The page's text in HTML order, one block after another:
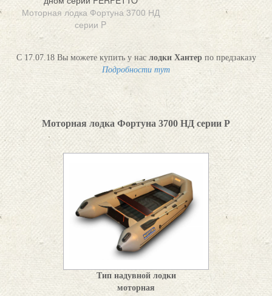
Моторная лодка Фортуна 3700 НД
серии P
С 17.07.18 Вы можете купить у нас лодки Хантер по предзаказу
Подробности тут
Моторная лодка Фортуна 3700 НД серии P
Тип надувной лодки
моторная